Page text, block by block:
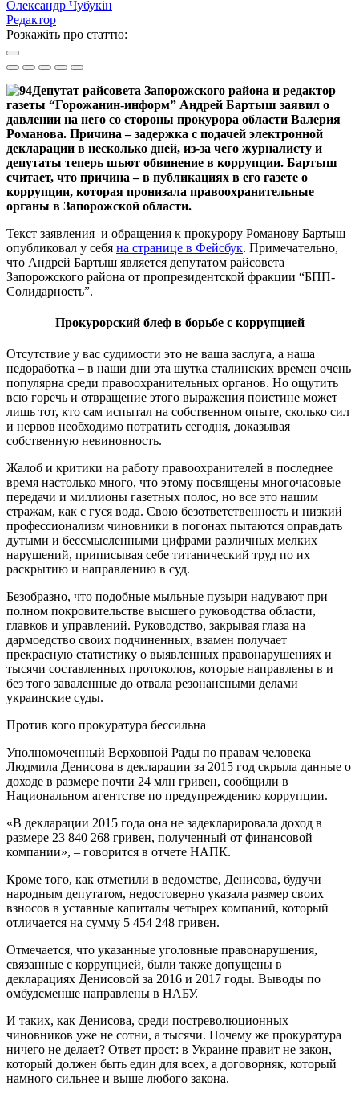
Олександр Чубукін
Редактор
Розкажіть про статтю:
Депутат райсовета Запорожского района и редактор
газеты “Горожанин-информ” Андрей Бартыш заявил о
давлении на него со стороны прокурора области Валерия
Романова. Причина – задержка с подачей электронной
декларации в несколько дней, из-за чего журналисту и
депутаты теперь шьют обвинение в коррупции. Бартыш
считает, что причина – в публикациях в его газете о
коррупции, которая пронизала правоохранительные
органы в Запорожской области.
Текст заявления и обращения к прокурору Романову Бартыш
опубликовал у себя на странице в Фейсбук. Примечательно,
что Андрей Бартыш является депутатом райсовета
Запорожского района от пропрезидентской фракции “БПП-
Солидарность”.
Прокурорский блеф в борьбе с коррупцией
Отсутствие у вас судимости это не ваша заслуга, а наша
недоработка – в наши дни эта шутка сталинских времен очень
популярна среди правоохранительных органов. Но ощутить
всю горечь и отвращение этого выражения поистине может
лишь тот, кто сам испытал на собственном опыте, сколько сил
и нервов необходимо потратить сегодня, доказывая
собственную невиновность.
Жалоб и критики на работу правоохранителей в последнее
время настолько много, что этому посвящены многочасовые
передачи и миллионы газетных полос, но все это нашим
стражам, как с гуся вода. Свою безответственность и низкий
профессионализм чиновники в погонах пытаются оправдать
дутыми и бессмысленными цифрами различных мелких
нарушений, приписывая себе титанический труд по их
раскрытию и направлению в суд.
Безобразно, что подобные мыльные пузыри надувают при
полном покровительстве высшего руководства области,
главков и управлений. Руководство, закрывая глаза на
дармоедство своих подчиненных, взамен получает
прекрасную статистику о выявленных правонарушениях и
тысячи составленных протоколов, которые направлены в и
без того заваленные до отвала резонансными делами
украинские суды.
Против кого прокуратура бессильна
Уполномоченный Верховной Рады по правам человека
Людмила Денисова в декларации за 2015 год скрыла данные о
доходе в размере почти 24 млн гривен, сообщили в
Национальном агентстве по предупреждению коррупции.
«В декларации 2015 года она не задекларировала доход в
размере 23 840 268 гривен, полученный от финансовой
компании», – говорится в отчете НАПК.
Кроме того, как отметили в ведомстве, Денисова, будучи
народным депутатом, недостоверно указала размер своих
взносов в уставные капиталы четырех компаний, который
отличается на сумму 5 454 248 гривен.
Отмечается, что указанные уголовные правонарушения,
связанные с коррупцией, были также допущены в
декларациях Денисовой за 2016 и 2017 годы. Выводы по
омбудсменше направлены в НАБУ.
И таких, как Денисова, среди постреволюционных
чиновников уже не сотни, а тысячи. Почему же прокуратура
ничего не делает? Ответ прост: в Украине правит не закон,
который должен быть един для всех, а договорняк, который
намного сильнее и выше любого закона.